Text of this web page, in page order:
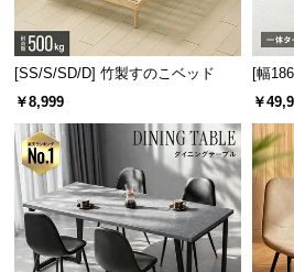
規
約
に
て
お
[SS/S/SD/D] 竹製すのこベッド
￥8,999
[幅
人掛
￥